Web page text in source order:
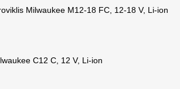
Milwaukee M12-18 FC, 12-18 V, Li-ion
C12 C, 12 V, Li-ion